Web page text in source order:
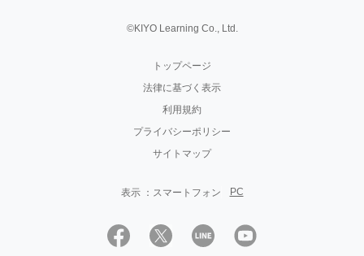
©KIYO Learning Co., Ltd.
トップページ
法律に基づく表示
利用規約
プライバシーポリシー
サイトマップ
表示 ： スマートフォン PC